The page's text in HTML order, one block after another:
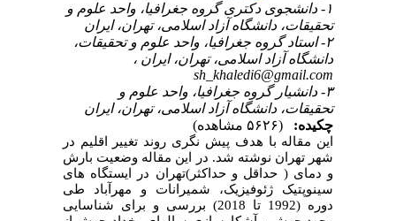
۱- دانشجوی دکتری گروه جغرافیا، واحد علوم و
تحقیقات، دانشگاه آزاد اسلامی، تهران، ایران
۲- استاد گروه جغرافیا، واحد علوم و تحقیقات،
دانشگاه آزاد اسلامی، تهران، ایران ،
sh_khaledi6@gmail.com
۳- دانشیار گروه جغرافیا، واحد علوم و
تحقیقات، دانشگاه آزاد اسلامی، تهران، ایران
چکیده:
(۵۶۲۶ مشاهده)
این مقاله با هدف پیش نگری روند تغییر اقلیم در
شهر تهران نوشته شد. در این مقاله وضعیت بارش
و دمای ( حداقل و حداکثر)تهران در ایستگاه های
سینوپتیک ژئوفیزیک، شمیرانات و مهرآباد طی
دوره (1992 تا 2018) بررسی و برای شناسایی